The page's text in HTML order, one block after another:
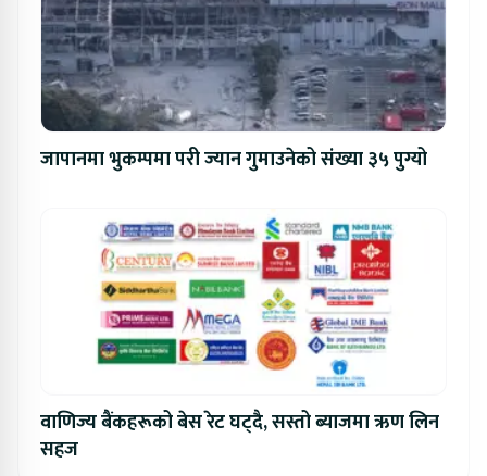
जापानमा भुकम्पमा परी ज्यान गुमाउनेको संख्या ३५ पुग्यो
वाणिज्य बैंकहरूको बेस रेट घट्दै, सस्तो ब्याजमा ऋण लिन
सहज